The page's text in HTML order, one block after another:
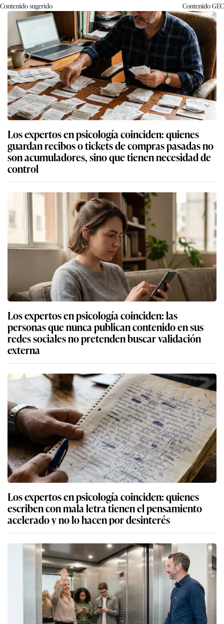
Contenido sugerido ContenidoGEC
Los expertos en psicología coinciden: quienes
guardan recibos o tickets de compras pasadas no
son acumuladores, sino que tienen necesidad de
control
Los expertos en psicología coinciden: las
personas que nunca publican contenido en sus
redes sociales no pretenden buscar validación
externa
Los expertos en psicología coinciden: quienes
escriben con mala letra tienen el pensamiento
acelerado y no lo hacen por desinterés